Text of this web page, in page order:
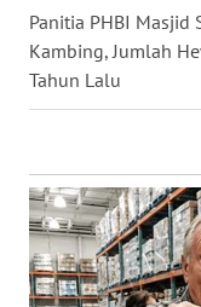
Panitia PHBI Masjid
Kambing, Jumlah
Tahun Lalu
WN
WN
MALUT
WN